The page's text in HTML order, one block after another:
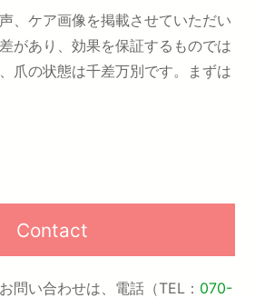
、ケア画像を掲載させていただい
があり、効果を保証するものでは
爪の状態は千差万別です。まずは
Contact
問い合わせは、電話（TEL： 070-